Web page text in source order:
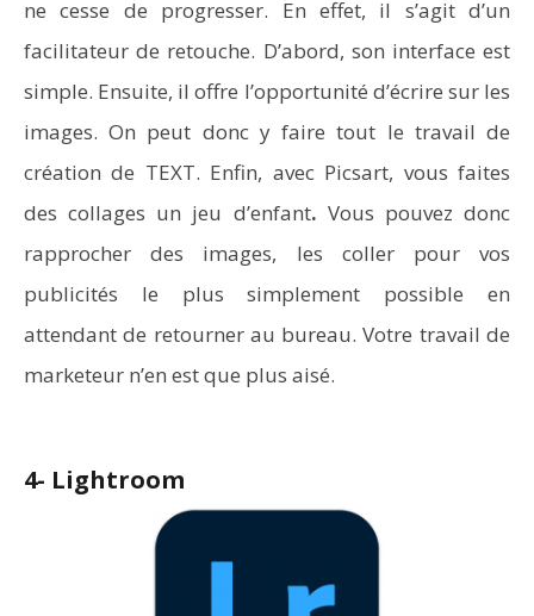
ne cesse de progresser. En effet, il s’agit d’un
facilitateur de retouche. D’abord, son interface est
simple. Ensuite, il offre l’opportunité d’écrire sur les
images. On peut donc y faire tout le travail de
création de TEXT. Enfin, avec Picsart, vous faites
des collages un jeu d’enfant. Vous pouvez donc
rapprocher des images, les coller pour vos
publicités le plus simplement possible en
attendant de retourner au bureau. Votre travail de
marketeur n’en est que plus aisé.
4- Lightroom